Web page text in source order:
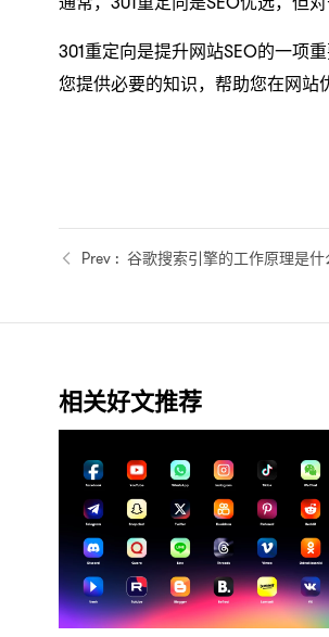
301重定向是提升网站SEO的一项
您提供必要的知识，帮助您在网站
谷歌搜索引擎的工作原理是
相关好文推荐